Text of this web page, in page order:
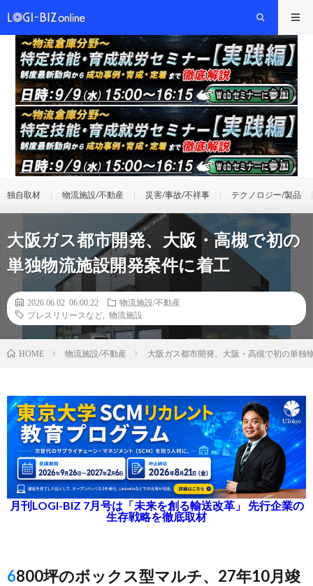
独自取材 物流施設/不動産 災害/事故/不祥事 テクノロジー/製品
大阪ガス都市開発、大阪・高槻で初の
単独物流施設開発案件に着工
2026.06.02 06:00:22
物流施設/不動産
プレスリリースなど
物流施設
HOME 物流施設/不動産 大阪ガス都市開発、大阪・高槻で初の単独
月刊LOGI-BIZ 7月号は「未来を創る輸送改革」 先行企業の
生存戦略を徹底取材
6800坪のボックス型マルチ、27年10月竣